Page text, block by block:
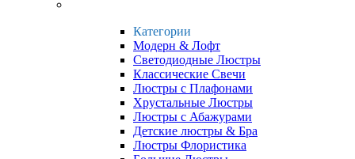
Категории
Модерн & Лофт
Светодиодные Люстры
Классические Свечи
Люстры с Плафонами
Хрустальные Люстры
Люстры с Абажурами
Детские люстры & Бра
Люстры Флористика